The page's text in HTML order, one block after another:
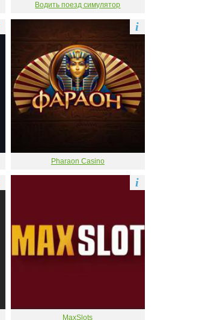
Водить поезд симулятор
Pharaon Casino
i
MaxSlots
i